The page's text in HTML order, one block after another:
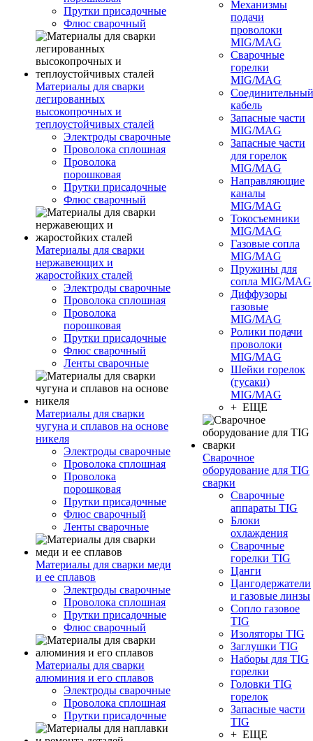
Прутки присадочные
Флюс сварочный
Материалы для сварки
легированных
высокопрочных и
теплоустойчивых сталей
Электроды сварочные
Проволока сплошная
Проволока
порошковая
Прутки присадочные
Флюс сварочный
Материалы для сварки
нержавеющих и
жаростойких сталей
Электроды сварочные
Проволока сплошная
Проволока
порошковая
Прутки присадочные
Флюс сварочный
Ленты сварочные
Материалы для сварки
чугуна и сплавов на основе
никеля
Электроды сварочные
Проволока сплошная
Проволока
порошковая
Прутки присадочные
Флюс сварочный
Ленты сварочные
Материалы для сварки меди
и ее сплавов
Электроды сварочные
Проволока сплошная
Прутки присадочные
Флюс сварочный
Материалы для сварки
алюминия и его сплавов
Электроды сварочные
Проволока сплошная
Прутки присадочные
Механизмы
подачи
проволоки
MIG/MAG
Сварочные
горелки
MIG/MAG
Соединительный
кабель
Запасные части
MIG/MAG
Запасные части
для горелок
MIG/MAG
Направляющие
каналы
MIG/MAG
Токосъемники
MIG/MAG
Газовые сопла
MIG/MAG
Пружины для
сопла MIG/MAG
Диффузоры
газовые
MIG/MAG
Ролики подачи
проволоки
MIG/MAG
Шейки горелок
(гусаки)
MIG/MAG
+ ЕЩЕ
Сварочное
оборудование для TIG
сварки
Сварочные
аппараты TIG
Блоки
охлаждения
Сварочные
горелки TIG
Цанги
Цангодержатели
и газовые линзы
Сопло газовое
TIG
Изоляторы TIG
Заглушки TIG
Наборы для TIG
горелки
Головки TIG
горелок
Запасные части
TIG
+ ЕЩЕ